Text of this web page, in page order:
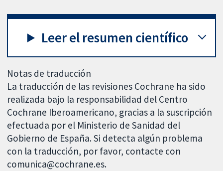
Leer el resumen científico
Notas de traducción
La traducción de las revisiones Cochrane ha sido
realizada bajo la responsabilidad del Centro
Cochrane Iberoamericano, gracias a la suscripción
efectuada por el Ministerio de Sanidad del
Gobierno de España. Si detecta algún problema
con la traducción, por favor, contacte con
comunica@cochrane.es.